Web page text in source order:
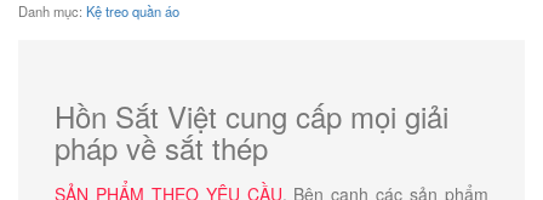
Danh mục: Kệ treo quần áo
Hồn Sắt Việt cung cấp mọi giải
pháp về sắt thép
SẢN PHẨM THEO YÊU CẦU. Bên cạnh các sản phẩm